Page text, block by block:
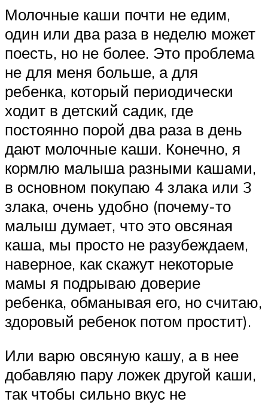
Молочные каши почти не едим,
один или два раза в неделю может
поесть, но не более. Это проблема
не для меня больше, а для
ребенка, который периодически
ходит в детский садик, где
постоянно порой два раза в день
дают молочные каши. Конечно, я
кормлю малыша разными кашами,
в основном покупаю 4 злака или 3
злака, очень удобно (почему-то
малыш думает, что это овсяная
каша, мы просто не разубеждаем,
наверное, как скажут некоторые
мамы я подрываю доверие
ребенка, обманывая его, но считаю,
здоровый ребенок потом простит).
Или варю овсяную кашу, а в нее
добавляю пару ложек другой каши,
так чтобы сильно вкус не